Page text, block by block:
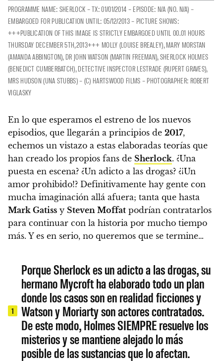
PROGRAMME NAME: SHERLOCK – TX: 01/01/2014 – EPISODE: N/A (NO. N/A) –
EMBARGOED FOR PUBLICATION UNTIL: 05/12/2013 – PICTURE SHOWS:
+++PUBLICATION OF THIS IMAGE IS STRICTLY EMBARGOED UNTIL 00.01 HOURS
THURSDAY DECEMBER 5TH,2013+++ MOLLY (LOUISE BREALEY), MARY MORSTAN
(AMANDA ABBINGTON), DR JOHN WATSON (MARTIN FREEMAN), SHERLOCK HOLMES
(BENEDICT CUMBERBATCH), DETECTIVE INSPECTOR LESTRADE (RUPERT GRAVES),
MRS HUDSON (UNA STUBBS) – (C) HARTSWOOD FILMS – PHOTOGRAPHER: ROBERT
VIGLASKY
En lo que esperamos el estreno de los nuevos
episodios, que llegarán a principios de 2017,
echemos un vistazo a estas elaboradas teorías que
han creado los propios fans de Sherlock. ¿Una
puesta en escena? ¿Un adicto a las drogas? ¿¡Un
amor prohibido!? Definitivamente hay gente con
mucha imaginación allá afuera; tanta que hasta
Mark Gatiss y Steven Moffat podrían contratarlos
para continuar con la historia por mucho tiempo
más. Y es en serio, no queremos que se termine…
1
Porque Sherlock es un adicto a las drogas, su
hermano Mycroft ha elaborado todo un plan
donde los casos son en realidad ficciones y
Watson y Moriarty son actores contratados.
De este modo, Holmes SIEMPRE resuelve los
misterios y se mantiene alejado lo más
posible de las sustancias que lo afectan.